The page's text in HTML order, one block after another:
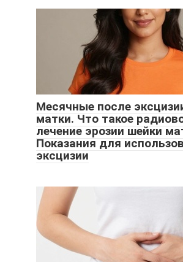
Месячные после
матки. Что такое
лечение эрозии шейки
Показания для
эксцизии